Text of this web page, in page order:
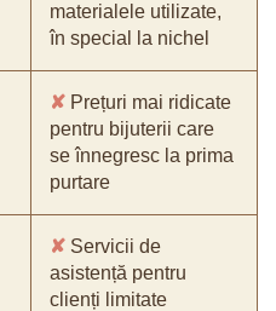
materialele utilizate,
în special la nichel
✘ Prețuri mai ridicate
pentru bijuterii care
se înnegresc la prima
purtare
✘ Servicii de
asistență pentru
clienți limitate